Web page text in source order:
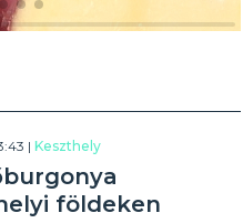
|Keszthely
földeken